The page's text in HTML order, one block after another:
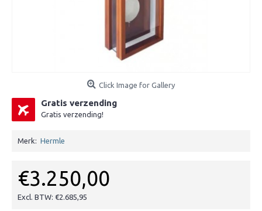
Click Image for Gallery
Gratis verzending
Gratis verzending!
Merk: Hermle
€3.250,00
Excl. BTW: €2.685,95